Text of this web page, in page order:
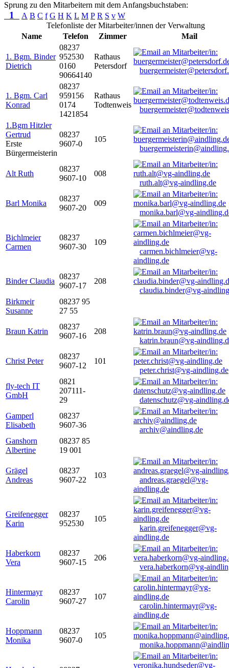
Sprung zu den Mitarbeitern mit dem Anfangsbuchstaben:
1 A B C f G H K L M P R S v W
Telefonliste der Mitarbeiter/innen der Verwaltung
Name
Telefon Zimmer Mail
1. Bgm. Binder
Dietrich
08237
952530
0160
90664140
Rathaus
Petersdorf
1. Bgm. Carl
Konrad
08237
959156
0174
1421854
Rathaus
Todtenweis
1.Bgm Hitzler
Gertrud
Erste
Bürgermeisterin
08237
9607-0
105
Alt Ruth
08237
9607-10
008
ruth.alt@vg-aindling.de
Barl Monika
08237
9607-20
009
monika.barl@vg-
Bichlmeier
Carmen
08237
9607-30
109
carmen.bichlmeier@vg-
aindling.de
Binder Claudia
08237
9607-17
208
claudia.binder@vg-
Birkmeir
Susanne
08237 95
27 55
Braun Katrin
08237
9607-16
208
katrin.braun@vg-
Christ Peter
08237
9607-12
101
peter.christ@vg-aindling.de
fly-tech IT
GmbH
0821
207111-
29
datenschutz@vg-
Gamperl
Elisabeth
08237
9607-36
archiv@aindling.de
Ganshorn
Albertine
08237 85
19 001
Grägel
Andreas
08237
9607-22
103
andreas.graegel@vg-
aindling.de
Greifenegger
Karin
08237
952530
105
karin.greifenegger@vg-
aindling.de
Haberkorn
Vera
08237
9607-15
206
vera.haberkorn@vg-
Hintermayr
Carolin
08237
9607-27
107
carolin.hintermayr@vg-
aindling.de
Hoppmann
Monika
08237
9607-0
105